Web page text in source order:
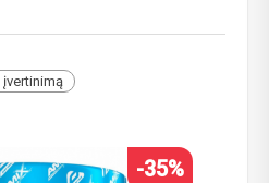
įvertinimą
-35%